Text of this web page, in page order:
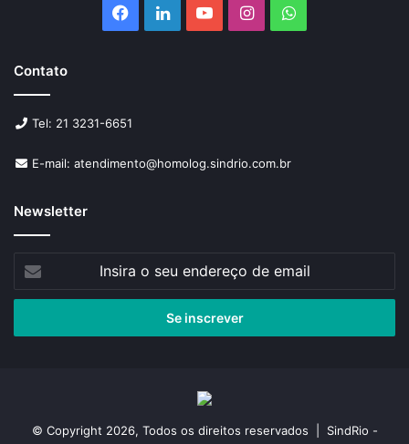
Facebook
LinkedinYouTubeInstagramWhatsApp
Contato
Tel: 21 3231-6651
E-mail: atendimento@homolog.sindrio.com.br
Newsletter
seu
de
© Copyright 2026, Todos os direitos reservados | SindRio -